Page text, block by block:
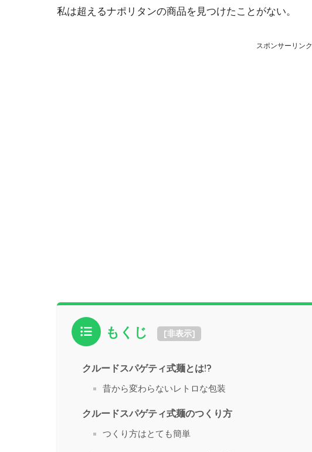
私は超えるナポリタンの商品を見つけたことがない。
スポンサーリンク
もくじ [非表示]
クルードスパゲティ式麺とは!?
昔から変わらないレトロな包装
クルードスパゲティ式麺のつくり方
つくり方はとても簡単